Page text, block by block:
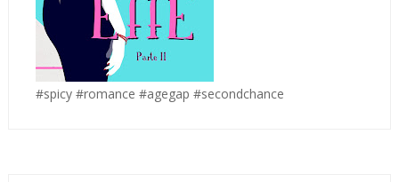
#spicy #romance #agegap #secondchance